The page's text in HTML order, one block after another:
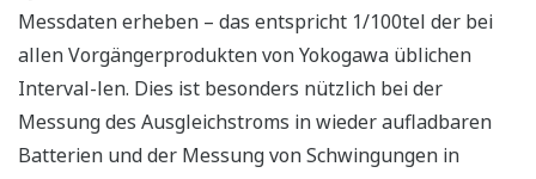
Messdaten erheben – das entspricht 1/100tel der bei
allen Vorgängerprodukten von Yokogawa üblichen
Interval-len. Dies ist besonders nützlich bei der
Messung des Ausgleichstroms in wieder aufladbaren
Batterien und der Messung von Schwingungen in